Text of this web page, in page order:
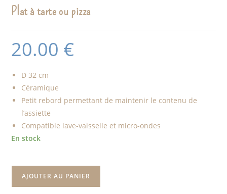
Plat à tarte ou pizza
20.00 €
D 32 cm
Céramique
Petit rebord permettant de maintenir le contenu de
l’assiette
Compatible lave-vaisselle et micro-ondes
En stock
AJOUTER AU PANIER